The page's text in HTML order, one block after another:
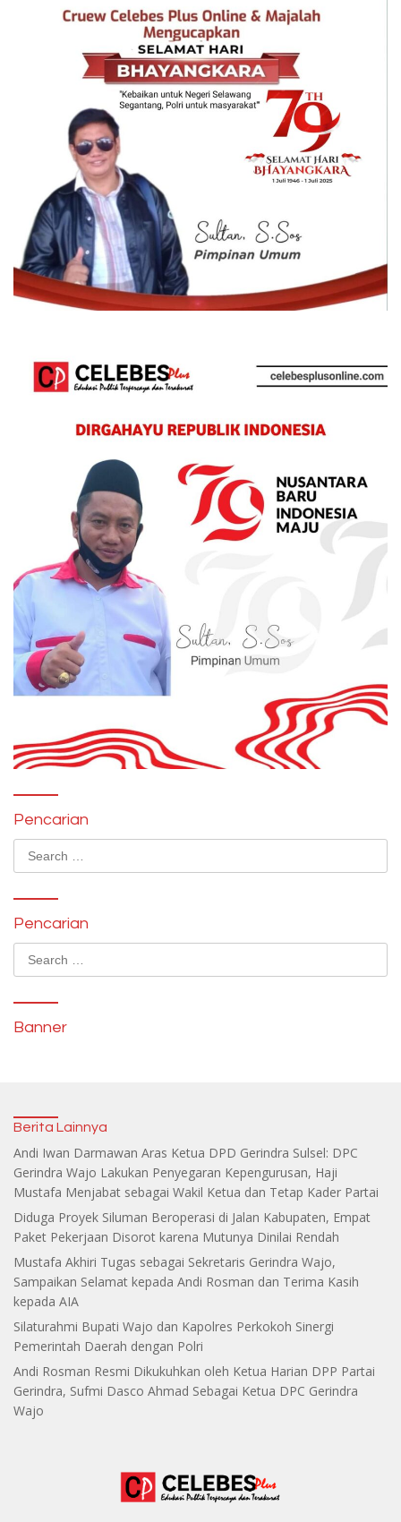
Pencarian
Search
for:
Pencarian
Search
for:
Banner
Berita Lainnya
Andi Iwan Darmawan Aras Ketua DPD Gerindra Sulsel: DPC
Gerindra Wajo Lakukan Penyegaran Kepengurusan, Haji
Mustafa Menjabat sebagai Wakil Ketua dan Tetap Kader Partai
Diduga Proyek Siluman Beroperasi di Jalan Kabupaten, Empat
Paket Pekerjaan Disorot karena Mutunya Dinilai Rendah
Mustafa Akhiri Tugas sebagai Sekretaris Gerindra Wajo,
Sampaikan Selamat kepada Andi Rosman dan Terima Kasih
kepada AIA
Silaturahmi Bupati Wajo dan Kapolres Perkokoh Sinergi
Pemerintah Daerah dengan Polri
Andi Rosman Resmi Dikukuhkan oleh Ketua Harian DPP Partai
Gerindra, Sufmi Dasco Ahmad Sebagai Ketua DPC Gerindra
Wajo